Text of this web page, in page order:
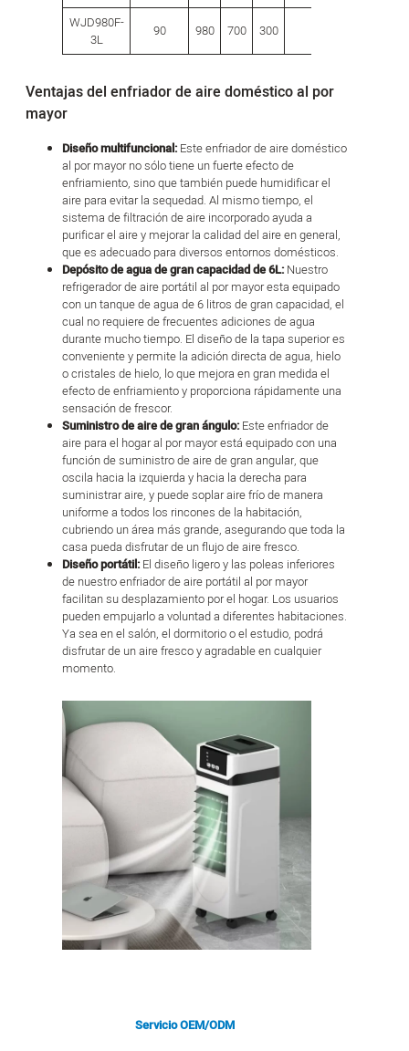
WJD980F-
3L
90 980 700 300
Ventajas del enfriador de aire doméstico al por
mayor
Diseño multifuncional:Este enfriador de aire doméstico
al por mayor no sólo tiene un fuerte efecto de
enfriamiento, sino que también puede humidificar el
aire para evitar la sequedad. Al mismo tiempo, el
sistema de filtración de aire incorporado ayuda a
purificar el aire y mejorar la calidad del aire en general,
que es adecuado para diversos entornos domésticos.
Depósito de agua de gran capacidad de 6L:Nuestro
refrigerador de aire portátil al por mayor esta equipado
con un tanque de agua de 6 litros de gran capacidad, el
cual no requiere de frecuentes adiciones de agua
durante mucho tiempo. El diseño de la tapa superior es
conveniente y permite la adición directa de agua, hielo
o cristales de hielo, lo que mejora en gran medida el
efecto de enfriamiento y proporciona rápidamente una
sensación de frescor.
Suministro de aire de gran ángulo:Este enfriador de
aire para el hogar al por mayor está equipado con una
función de suministro de aire de gran angular, que
oscila hacia la izquierda y hacia la derecha para
suministrar aire, y puede soplar aire frío de manera
uniforme a todos los rincones de la habitación,
cubriendo un área más grande, asegurando que toda la
casa pueda disfrutar de un flujo de aire fresco.
Diseño portátil:El diseño ligero y las poleas inferiores
de nuestro enfriador de aire portátil al por mayor
facilitan su desplazamiento por el hogar. Los usuarios
pueden empujarlo a voluntad a diferentes habitaciones.
Ya sea en el salón, el dormitorio o el estudio, podrá
disfrutar de un aire fresco y agradable en cualquier
momento.
Servicio OEM/ODM